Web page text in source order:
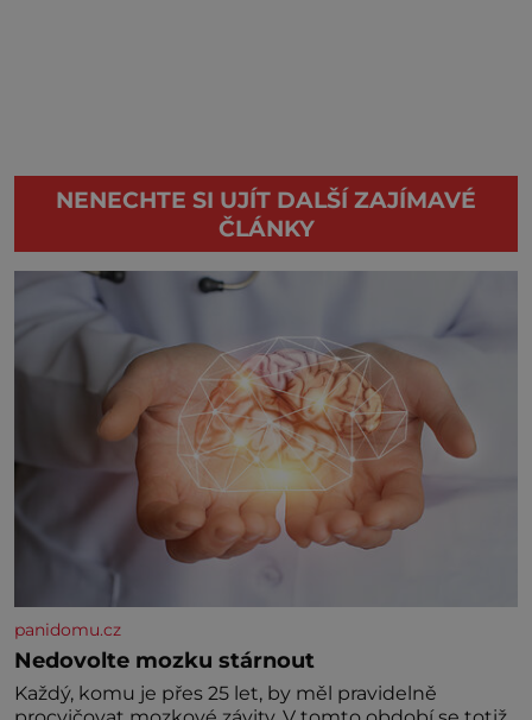
NENECHTE SI UJÍT DALŠÍ ZAJÍMAVÉ
ČLÁNKY
panidomu.cz
Nedovolte mozku stárnout
Každý, komu je přes 25 let, by měl pravidelně